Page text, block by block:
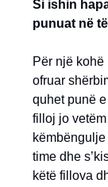
Si ishin
punuat në
Për një
ofruar
quhet punë
filloj jo
time dhe
këtë fillova